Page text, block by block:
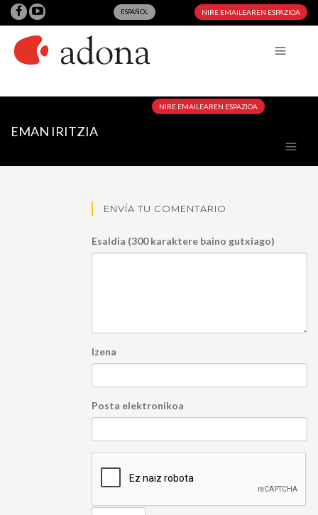
ESPAÑOL NIRE EMAILEAREN ESPAZIOA
NIRE EMAILEAREN ESPAZIOA
EMAN IRITZIA
ENVÍA TU COMENTARIO
Esaldia (300 karaktere baino gutxiago)
Izena
Posta elektronikoa